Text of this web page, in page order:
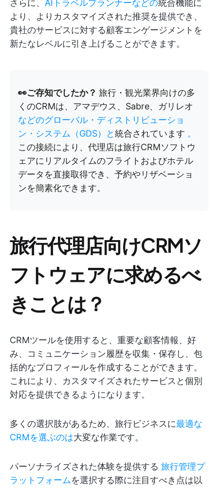
さらに、 AIトラベルプランナーなどの統合機能に
より、よりカスタマイズされた推奨を提供でき、
貴社のサービスに対する顧客エンゲージメントを
新たなレベルに引き上げることができます。
👀ご存知でしたか？ 旅行・観光業界向けの多
くのCRMは、アマデウス、Sabre、ガリレオ
などのグローバル・ディストリビューショ
ン・システム（GDS）と統合されています 。
この接続により、代理店は旅行CRMソフトウ
ェアにリアルタイムのフライトおよびホテル
データを直接取得でき、予約やリザベーショ
ンを簡素化できます。
旅行代理店向けCRMソ
フトウェアに求めるべ
きことは？
CRMツールを使用すると、重要な顧客情報、好
み、コミュニケーション履歴を収集・保存し、包
括的なプロフィールを作成することができます。
これにより、カスタマイズされたサービスと個別
対応を提供できるようになります。
多くの選択肢があるため、旅行ビジネスに最適な
CRMを選ぶのは大変な作業です。
パーソナライズされた体験を提供する 旅行管理プ
ラットフォームを選択する際に注目すべき点は以